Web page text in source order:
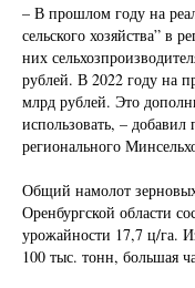
– В прошлом году на
сельского хозяйства” в
них
рублей. В 2022 году на
млрд рублей. Это
использовать, – добавил
регионального
Общий намолот
Оренбургской области
урожайности 17,7 ц/га.
100 тыс. тонн, большая